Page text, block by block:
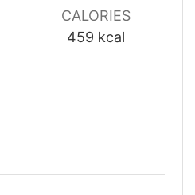
CALORIES
459 kcal